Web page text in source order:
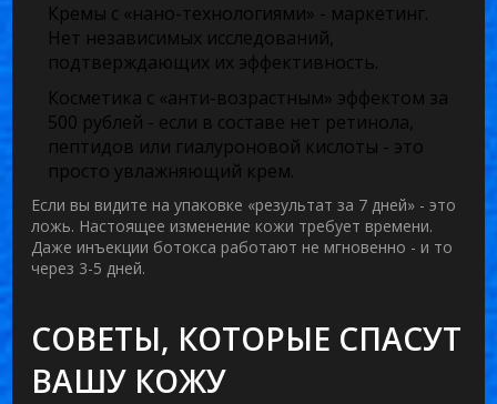
Кремы с «нано-технологиями» - маркетинг.
Нет независимых исследований,
подтверждающих их эффективность.
Косметика с «анти-возрастным» эффектом за
500 рублей - если в составе нет ретинола,
пептидов или гиалуроновой кислоты - это
просто увлажняющий крем.
Если вы видите на упаковке «результат за 7 дней» - это
ложь. Настоящее изменение кожи требует времени.
Даже инъекции ботокса работают не мгновенно - и то
через 3-5 дней.
СОВЕТЫ, КОТОРЫЕ СПАСУТ
ВАШУ КОЖУ